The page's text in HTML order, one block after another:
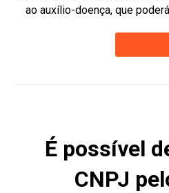
ao auxílio-doença, que
É possível
CNPJ